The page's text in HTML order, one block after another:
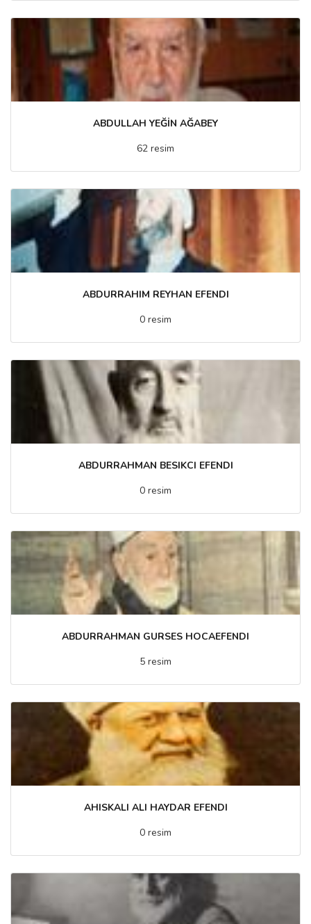
ABDULLAH YEĞİN AĞABEY
62 resim
ABDURRAHIM REYHAN EFENDI
0 resim
ABDURRAHMAN BESIKCI EFENDI
0 resim
ABDURRAHMAN GURSES HOCAEFENDI
5 resim
AHISKALI ALI HAYDAR EFENDI
0 resim